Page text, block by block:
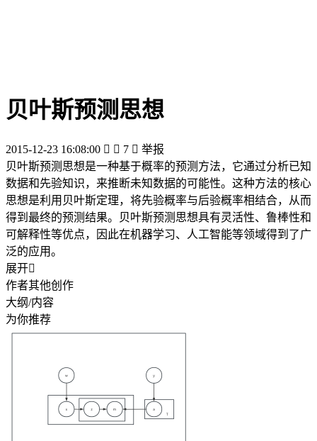
贝叶斯预测思想
2015-12-23 16:08:00   7  举报
贝叶斯预测思想是一种基于概率的预测方法，它通过分析已知
数据和先验知识，来推断未知数据的可能性。这种方法的核心
思想是利用贝叶斯定理，将先验概率与后验概率相结合，从而
得到最终的预测结果。贝叶斯预测思想具有灵活性、鲁棒性和
可解释性等优点，因此在机器学习、人工智能等领域得到了广
泛的应用。
展开
作者其他创作
大纲/内容
为你推荐